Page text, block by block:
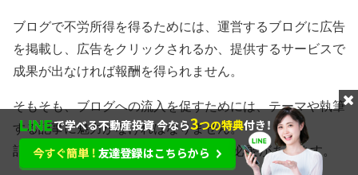
ブログで不労所得を得るためには、運営するブログに広告
を掲載し、広告をクリックされるか、提供するサービスで
成果が出なければ報酬を得られません。
そもそも、ブログへの流入を促すためには、テーマや執筆
する記事に魅力がなければなりません。
記事数も最低で20～30記事は執筆する必要があります。